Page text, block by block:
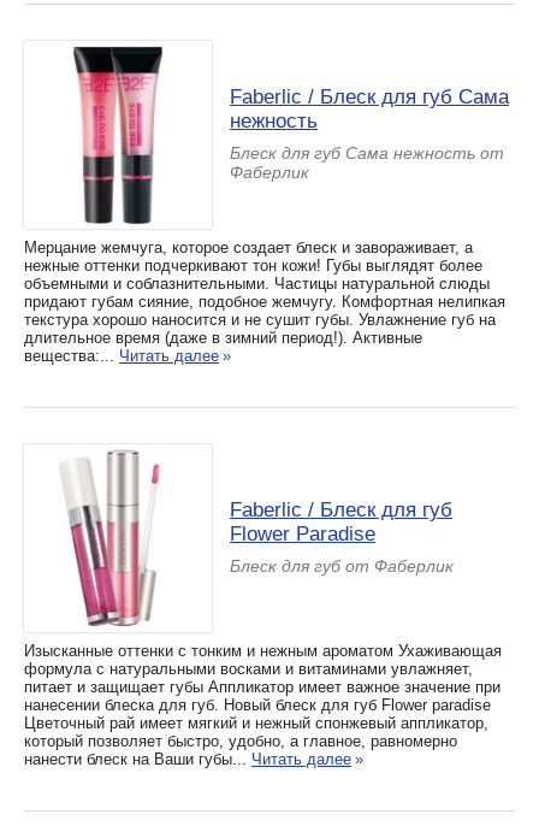
Faberlic / Блеск для губ Сама
нежность
Блеск для губ Сама нежность от
Фаберлик
Мерцание жемчуга, которое создает блеск и завораживает, а
нежные оттенки подчеркивают тон кожи! Губы выглядят более
объемными и соблазнительными. Частицы натуральной слюды
придают губам сияние, подобное жемчугу. Комфортная нелипкая
текстура хорошо наносится и не сушит губы. Увлажнение губ на
длительное время (даже в зимний период!). Активные
вещества:... Читать далее »
Faberlic / Блеск для губ
Flower Paradise
Блеск для губ от Фаберлик
Изысканные оттенки с тонким и нежным ароматом Ухаживающая
формула с натуральными восками и витаминами увлажняет,
питает и защищает губы Аппликатор имеет важное значение при
нанесении блеска для губ. Новый блеск для губ Flower paradise
Цветочный рай имеет мягкий и нежный спонжевый аппликатор,
который позволяет быстро, удобно, а главное, равномерно
нанести блеск на Ваши губы... Читать далее »